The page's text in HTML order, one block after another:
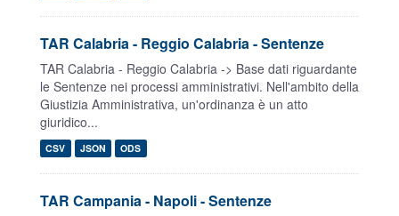
TAR Calabria - Reggio Calabria - Sentenze
TAR Calabria - Reggio Calabria -> Base dati riguardante
le Sentenze nei processi amministrativi. Nell'ambito della
Giustizia Amministrativa, un'ordinanza è un atto
giuridico...
CSV JSON ODS
TAR Campania - Napoli - Sentenze